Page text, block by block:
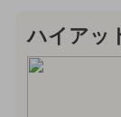
ハイアッ